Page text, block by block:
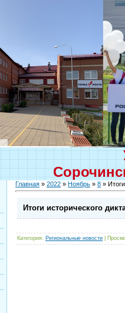
Главная » 2022 » Ноябрь » 8 »
Итоги исторического
Категория: Региональные новости